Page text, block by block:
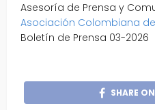
Asesoría de Prensa y
Asociación Colombiana de
Boletín de Prensa 03-2026
SHARE